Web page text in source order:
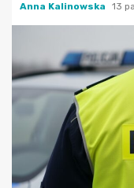
Anna Kalinowska 13